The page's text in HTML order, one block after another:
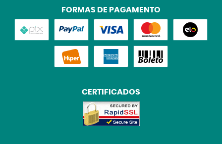
FORMAS DE PAGAMENTO
CERTIFICADOS